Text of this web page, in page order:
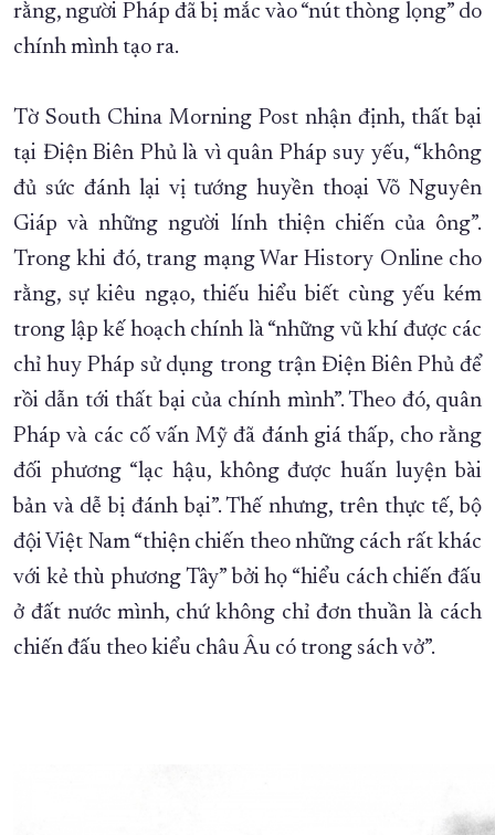
rằng, người Pháp đã bị mắc vào “nút thòng lọng” do
chính mình tạo ra.
Tờ South China Morning Post nhận định, thất bại
tại Điện Biên Phủ là vì quân Pháp suy yếu, “không
đủ sức đánh lại vị tướng huyền thoại Võ Nguyên
Giáp và những người lính thiện chiến của ông”.
Trong khi đó, trang mạng War History Online cho
rằng, sự kiêu ngạo, thiếu hiểu biết cùng yếu kém
trong lập kế hoạch chính là “những vũ khí được các
chỉ huy Pháp sử dụng trong trận Điện Biên Phủ để
rồi dẫn tới thất bại của chính mình”. Theo đó, quân
Pháp và các cố vấn Mỹ đã đánh giá thấp, cho rằng
đối phương “lạc hậu, không được huấn luyện bài
bản và dễ bị đánh bại”. Thế nhưng, trên thực tế, bộ
đội Việt Nam “thiện chiến theo những cách rất khác
với kẻ thù phương Tây” bởi họ “hiểu cách chiến đấu
ở đất nước mình, chứ không chỉ đơn thuần là cách
chiến đấu theo kiểu châu Âu có trong sách vở”.